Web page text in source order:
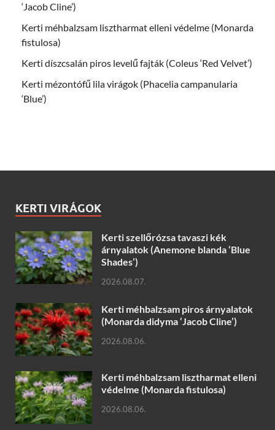
‘Jacob Cline’)
Kerti méhbalzsam lisztharmat elleni védelme (Monarda
fistulosa)
Kerti díszcsalán piros levelű fajták (Coleus ‘Red Velvet’)
Kerti mézontófű lila virágok (Phacelia campanularia
‘Blue’)
KERTI VIRÁGOK
Kerti szellőrózsa tavaszi kék
árnyalatok (Anemone blanda ‘Blue
Shades’)
2026.08.07.
Kerti méhbalzsam piros árnyalatok
(Monarda didyma ‘Jacob Cline’)
2026.08.06.
Kerti méhbalzsam lisztharmat elleni
védelme (Monarda fistulosa)
2026.08.06.